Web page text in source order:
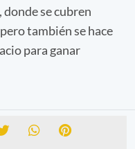
se cubren
también se hace
para ganar